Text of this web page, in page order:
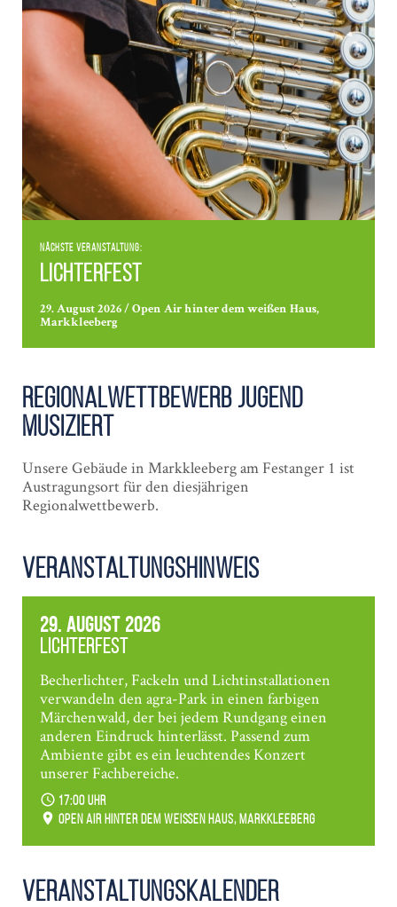
Nächste Veranstaltung:
Lichterfest
29. August 2026 / Open Air hinter dem weißen Haus,
Markkleeberg
Regional­wettbewerb Jugend
Musiziert
Unsere Gebäude in Markkleeberg am Festanger 1 ist
Austragungsort für den diesjährigen
Regionalwettbewerb.
Veranstaltungshinweis
29. August 2026
Lichterfest
Becherlichter, Fackeln und Lichtinstallationen
verwandeln den agra-Park in einen farbigen
Märchenwald, der bei jedem Rundgang einen
anderen Eindruck hinterlässt. Passend zum
Ambiente gibt es ein leuchtendes Konzert
unserer Fachbereiche.
17:00 Uhr
Open Air hinter dem weißen Haus, Markkleeberg
Veranstaltungs­kalender